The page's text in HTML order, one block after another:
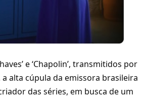
e ‘Chapolin’, transmitidos por
alta cúpula da emissora brasileira
das séries, em busca de um